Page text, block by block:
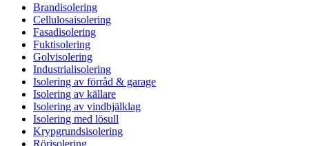
Brandisolering
Cellulosaisolering
Fasadisolering
Fuktisolering
Golvisolering
Industrialisolering
Isolering av förråd & garage
Isolering av källare
Isolering av vindbjälklag
Isolering med lösull
Krypgrundsisolering
Rörisolering